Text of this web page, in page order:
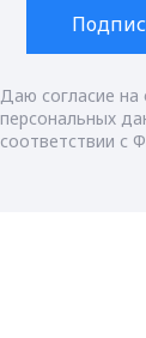
Даю согласие на
персональных
соответствии с